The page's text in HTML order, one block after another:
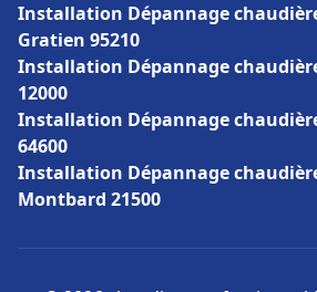
Installation Dépannage
Gratien 95210
Installation Dépannage
12000
Installation Dépannage
64600
Installation Dépannage
Montbard 21500